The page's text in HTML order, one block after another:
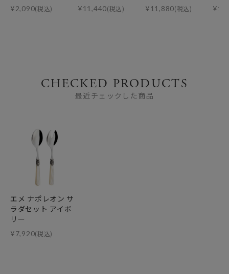
¥2,090(税込) ¥11,440(税込) ¥11,880(税込) ¥
CHECKED PRODUCTS
最近チェックした商品
エメ ナポレオン サ
ラダセット アイボ
リー
¥7,920(税込)